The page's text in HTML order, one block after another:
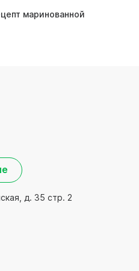
маринованной
д. 35 стр. 2